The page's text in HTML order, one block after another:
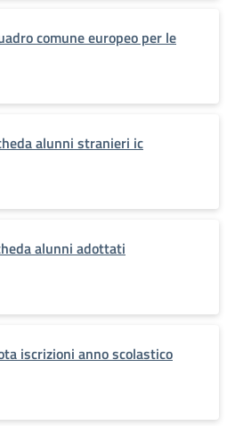
comune europeo per le
alunni stranieri ic
alunni adottati
iscrizioni anno scolastico